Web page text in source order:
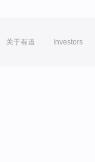
关于有道 Investors